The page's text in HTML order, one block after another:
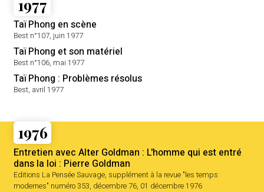
1977
Taï Phong en scène
Best n°107, juin 1977
Taï Phong et son matériel
Best n°106, mai 1977
Taï Phong : Problèmes résolus
Best, avril 1977
1976
Entretien avec Alter Goldman : L'homme qui est entré
dans la loi : Pierre Goldman
Editions La Pensée Sauvage, supplément à la revue "les temps
modernes" numéro 353, décembre 76, 01 décembre 1976